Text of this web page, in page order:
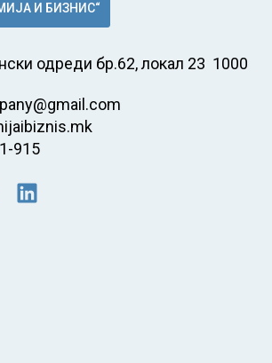
И БИЗНИС“
одреди бр.62, локал 23 1000
915